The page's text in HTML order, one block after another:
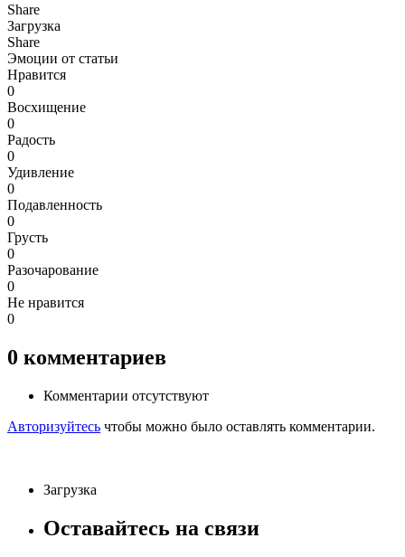
Share
Загрузка
Share
Эмоции от статьи
Нравится
0
Восхищение
0
Радость
0
Удивление
0
Подавленность
0
Грусть
0
Разочарование
0
Не нравится
0
0 комментариев
Комментарии отсутствуют
Авторизуйтесь чтобы можно было оставлять комментарии.
Загрузка
Оставайтесь на связи